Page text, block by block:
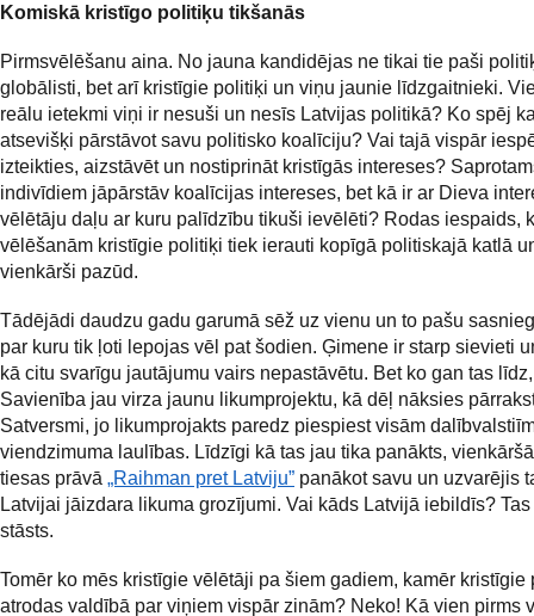
Komiskā kristīgo politiķu tikšanās
Pirmsvēlēšanu aina. No jauna kandidējas ne tikai tie paši
globālisti, bet arī kristīgie politiķi un viņu jaunie līdzgaitnieki.
reālu ietekmi viņi ir nesuši un nesīs Latvijas politikā? Ko spēj
atsevišķi pārstāvot savu politisko koalīciju? Vai tajā vispār
izteikties, aizstāvēt un nostiprināt kristīgās intereses?
indivīdiem jāpārstāv koalīcijas intereses, bet kā ir ar Dieva
vēlētāju daļu ar kuru palīdzību tikuši ievēlēti? Rodas iespaids,
vēlēšanām kristīgie politiķi tiek ierauti kopīgā politiskajā katlā
vienkārši pazūd.
Tādējādi daudzu gadu garumā sēž uz vienu un to pašu
par kuru tik ļoti lepojas vēl pat šodien. Ģimene ir starp sievieti
kā citu svarīgu jautājumu vairs nepastāvētu. Bet ko gan tas
Savienība jau virza jaunu likumprojektu, kā dēļ nāksies
Satversmi, jo likumprojakts paredz piespiest visām
viendzimuma laulības. Līdzīgi kā tas jau tika panākts,
tiesas prāvā „Raihman pret Latviju” panākot savu un uzvarējis
Latvijai jāizdara likuma grozījumi. Vai kāds Latvijā iebildīs?
stāsts.
Tomēr ko mēs kristīgie vēlētāji pa šiem gadiem, kamēr kristīgie
atrodas valdībā par viņiem vispār zinām? Neko! Kā vien pirms